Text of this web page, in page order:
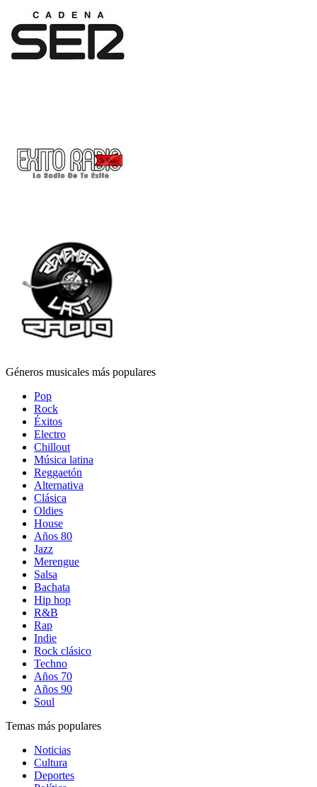
Géneros musicales más populares
Pop
Rock
Éxitos
Electro
Chillout
Música latina
Reggaetón
Alternativa
Clásica
Oldies
House
Años 80
Jazz
Merengue
Salsa
Bachata
Hip hop
R&B
Rap
Indie
Rock clásico
Techno
Años 70
Años 90
Soul
Temas más populares
Noticias
Cultura
Deportes